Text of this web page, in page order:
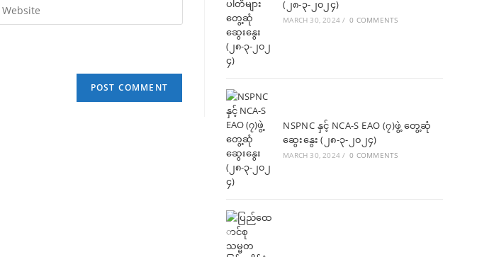
(၂၈-၃-၂၀၂၄)
MARCH 30, 2024 / 0 COMMENTS
NSPNC နှင့် NCA-S EAO (၇)ဖွဲ့ တွေ့ဆုံ
ဆွေးနွေး (၂၈-၃-၂၀၂၄)
MARCH 30, 2024 / 0 COMMENTS